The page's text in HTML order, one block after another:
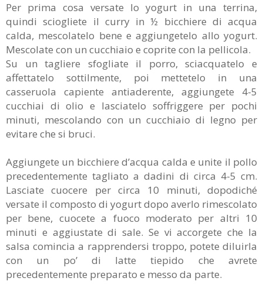
Per prima cosa versate lo yogurt in una terrina,
quindi sciogliete il curry in ½ bicchiere di acqua
calda, mescolatelo bene e aggiungetelo allo yogurt.
Mescolate con un cucchiaio e coprite con la pellicola.
Su un tagliere sfogliate il porro, sciacquatelo e
affettatelo sottilmente, poi mettetelo in una
casseruola capiente antiaderente, aggiungete 4-5
cucchiai di olio e lasciatelo soffriggere per pochi
minuti, mescolando con un cucchiaio di legno per
evitare che si bruci.
Aggiungete un bicchiere d’acqua calda e unite il pollo
precedentemente tagliato a dadini di circa 4-5 cm.
Lasciate cuocere per circa 10 minuti, dopodiché
versate il composto di yogurt dopo averlo rimescolato
per bene, cuocete a fuoco moderato per altri 10
minuti e aggiustate di sale. Se vi accorgete che la
salsa comincia a rapprendersi troppo, potete diluirla
con un po’ di latte tiepido che avrete
precedentemente preparato e messo da parte.